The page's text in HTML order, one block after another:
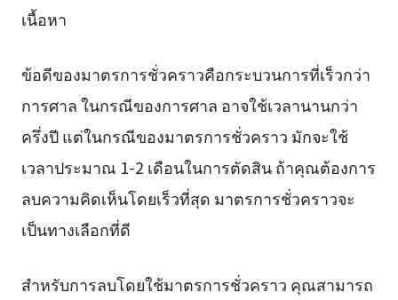
เนื้อหา
ข้อดีของมาตรการชั่วคราวคือกระบวนการที่เร็วกว่า
การศาล ในกรณีของการศาล อาจใช้เวลานานกว่า
ครึ่งปี แต่ในกรณีของมาตรการชั่วคราว มักจะใช้
เวลาประมาณ 1-2 เดือนในการตัดสิน ถ้าคุณต้องการ
ลบความคิดเห็นโดยเร็วที่สุด มาตรการชั่วคราวจะ
เป็นทางเลือกที่ดี
สำหรับการลบโดยใช้มาตรการชั่วคราว คุณสามารถ